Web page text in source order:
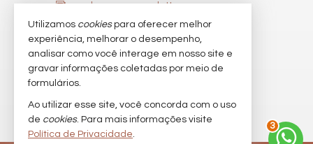
receba nosso newsletter
indicadores financeiros
cadastre seu imóvel
imóveis favoritos
mapa de imóveis
3
Utilizamos cookiespara oferecer melhor
experiência, melhorar o desempenho,
analisar como você interage em nosso site e
gravar informações coletadas por meio de
formulários.
Ao utilizar esse site, você concorda com o uso
de cookies. Para mais informações visite
Política de Privacidade.